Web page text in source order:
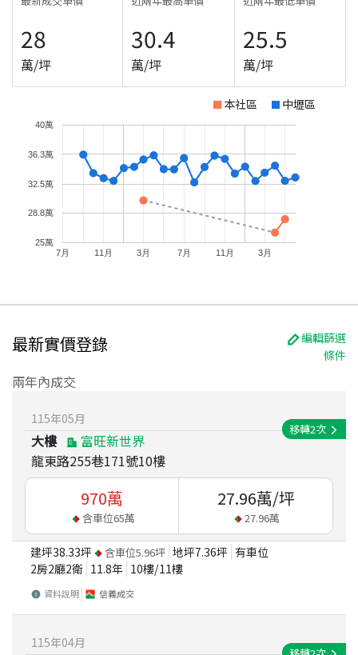
28
萬/坪
30.4
萬/坪
25.5
萬/坪
本社區 中壢區
7月 11月 3月 7月 11月 3月
25萬
28.8萬
32.5萬
36.3萬
40萬
最新實價登錄
編輯篩選
條件
兩年內成交
115年05月
大樓
富旺新世界
龍東路255巷171號10樓
移轉2次
970萬
含車位65萬
27.96萬/坪
27.96萬
建坪38.33坪 含車位5.96坪 地坪7.36坪 有車位
2房2廳2衛 11.8年 10樓/11樓
資料說明 信義成交
115年04月